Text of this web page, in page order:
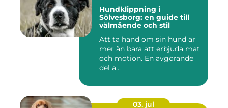
Hundklippning i
Sölvesborg: en guide till
välmående och stil
Att ta hand om sin hund är
mer än bara att erbjuda mat
och motion. En avgörande
del a...
03. jul